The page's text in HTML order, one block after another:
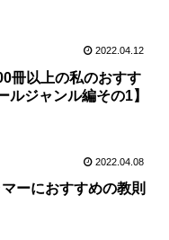
2022.04.12
冊以上の私のおすす
ルジャンル編その1】
2022.04.08
ーにおすすめの教則